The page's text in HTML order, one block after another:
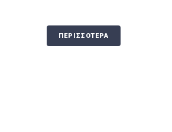
ΠΕΡΙΣΣΟΤΕΡΑ